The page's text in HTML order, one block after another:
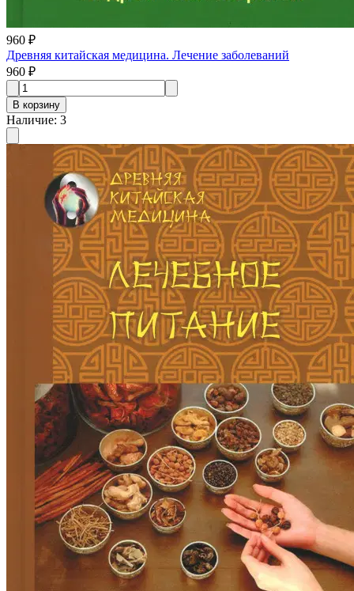
960 ₽
Древняя китайская медицина. Лечение заболеваний
960 ₽
В корзину
Наличие: 3